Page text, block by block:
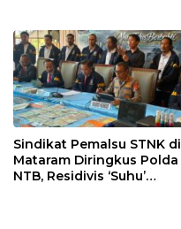
Sindikat Pemalsu STNK di
Mataram Diringkus Polda
NTB, Residivis ‘Suhu’